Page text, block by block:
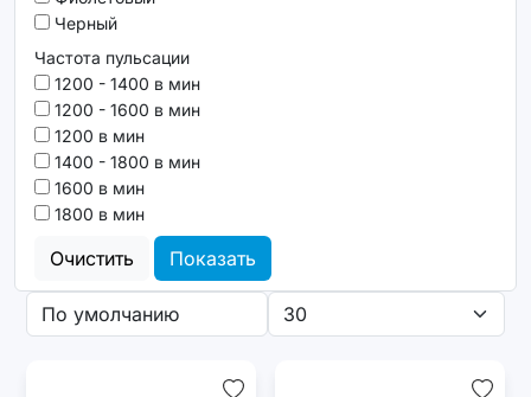
Черный
Частота пульсации
1200 - 1400 в мин
1200 - 1600 в мин
1200 в мин
1400 - 1800 в мин
1600 в мин
1800 в мин
Очистить Показать